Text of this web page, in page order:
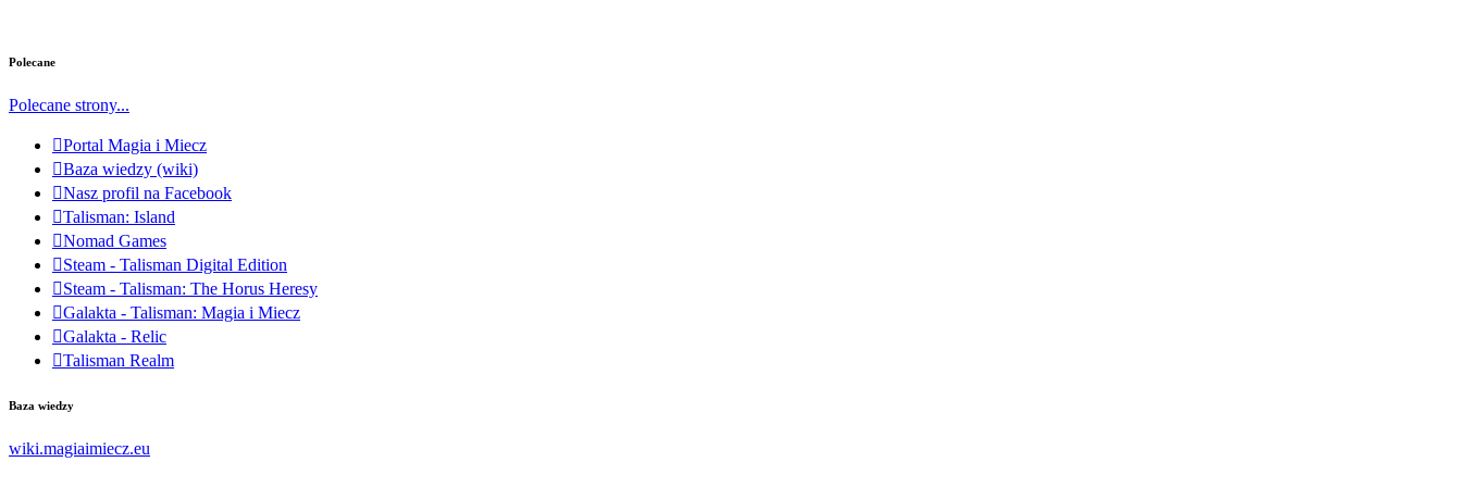
Polecane
Polecane strony...
Portal Magia i Miecz
Baza wiedzy (wiki)
Nasz profil na Facebook
Talisman: Island
Nomad Games
Steam - Talisman Digital Edition
Steam - Talisman: The Horus Heresy
Galakta - Talisman: Magia i Miecz
Galakta - Relic
Talisman Realm
Baza wiedzy
wiki.magiaimiecz.eu